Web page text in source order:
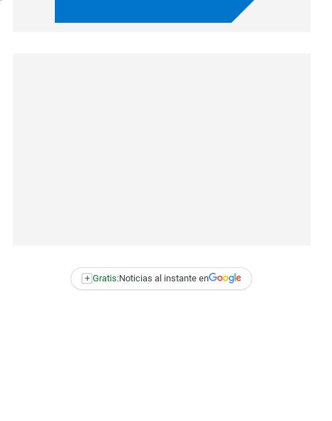
+ Gratis:Noticias al instante en